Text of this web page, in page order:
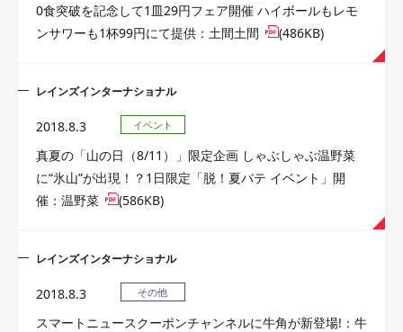
0食突破を記念して1皿29円フェア開催 ハイボールもレモ
ンサワーも1杯99円にて提供：土間土間
(486KB)
レインズインターナショナル
2018.8.3 イベント
真夏の「山の日（8/11）」限定企画 しゃぶしゃぶ温野菜
に“氷山”が出現！？1日限定「脱！夏バテ イベント」開
催：温野菜
(586KB)
レインズインターナショナル
2018.8.3 その他
スマートニュースクーポンチャンネルに牛角が新登場!：牛